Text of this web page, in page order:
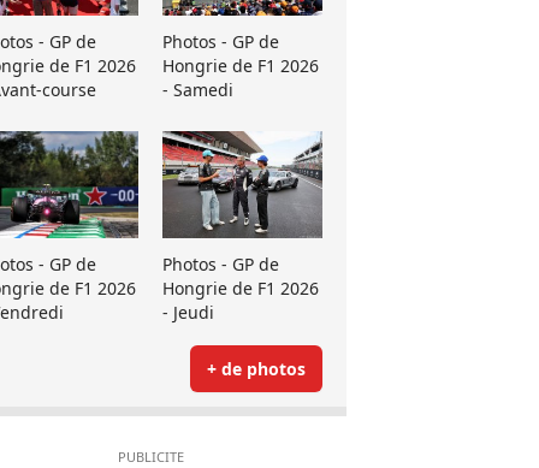
- GP de
de F1 2026
course
Photos - GP de
Hongrie de F1 2026
- Samedi
- GP de
de F1 2026
Photos - GP de
Hongrie de F1 2026
- Jeudi
+ de photos